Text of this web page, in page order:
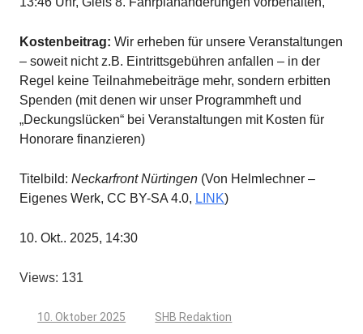
Kostenbeitrag: Wir erheben für unsere Veranstaltungen
– soweit nicht z.B. Eintrittsgebühren anfallen – in der
Regel keine Teilnahmebeiträge mehr, sondern erbitten
Spenden (mit denen wir unser Programmheft und
„Deckungslücken“ bei Veranstaltungen mit Kosten für
Honorare finanzieren)
Titelbild: Neckarfront Nürtingen (Von Helmlechner –
Eigenes Werk, CC BY-SA 4.0, LINK)
10. Okt.. 2025, 14:30
Views: 131
10. Oktober 2025 SHB Redaktion